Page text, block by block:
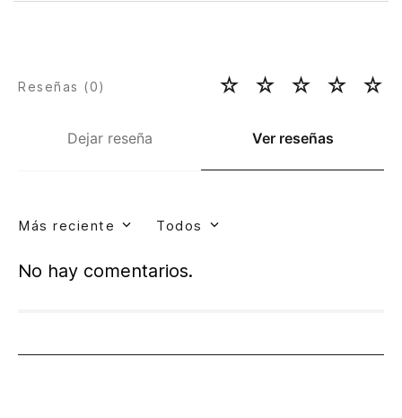
Dejar reseña Ver reseñas
Reseñas (0) ☆ ☆ ☆ ☆ ☆
Más reciente Todos
No hay comentarios.